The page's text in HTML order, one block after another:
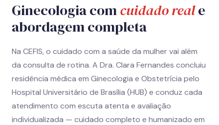
Ginecologia comcuidado reale
abordagem completa
Na CEFIS, o cuidado com a saúde da mulher vai além
da consulta de rotina. A Dra. Clara Fernandes concluiu
residência médica em Ginecologia e Obstetrícia pelo
Hospital Universitário de Brasília (HUB) e conduz cada
atendimento com escuta atenta e avaliação
individualizada — cuidado completo e humanizado em